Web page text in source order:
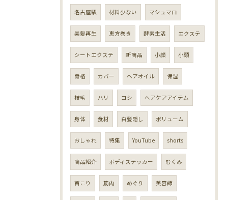
名古屋駅 材料少ない マシュマロ
美髪再生 恵方巻き 酵素生活 エクステ
シートエクステ 新商品 小顔 小頭
骨格 カバー ヘアオイル 保湿
枝毛 ハリ コシ ヘアケアアイテム
身体 食材 白髪隠し ボリューム
おしゃれ 特集 YouTube shorts
商品紹介 ボディステッカー むくみ
首こり 筋肉 めぐり 美容師